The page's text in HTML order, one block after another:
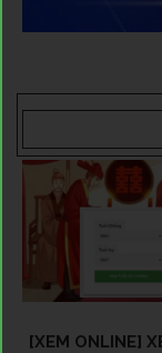
[XEM ONLINE]